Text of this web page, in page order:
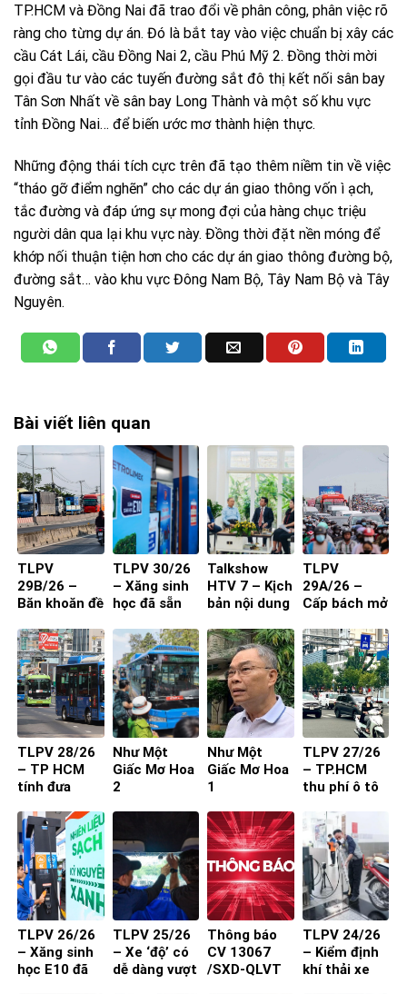
TP.HCM và Đồng Nai đã trao đổi về phân công, phân việc rõ
ràng cho từng dự án. Đó là bắt tay vào việc chuẩn bị xây các
cầu Cát Lái, cầu Đồng Nai 2, cầu Phú Mỹ 2. Đồng thời mời
gọi đầu tư vào các tuyến đường sắt đô thị kết nối sân bay
Tân Sơn Nhất về sân bay Long Thành và một số khu vực
tỉnh Đồng Nai… để biến ước mơ thành hiện thực.
Những động thái tích cực trên đã tạo thêm niềm tin về việc
“tháo gỡ điểm nghẽn” cho các dự án giao thông vốn ì ạch,
tắc đường và đáp ứng sự mong đợi của hàng chục triệu
người dân qua lại khu vực này. Đồng thời đặt nền móng để
khớp nối thuận tiện hơn cho các dự án giao thông đường bộ,
đường sắt… vào khu vực Đông Nam Bộ, Tây Nam Bộ và Tây
Nguyên.
Bài viết liên quan
TLPV
29B/26 –
Băn khoăn đề
29 chỗ vào
nội đô
TP.HCM
TLPV 30/26
– Xăng sinh
học đã sẵn
Talkshow
HTV 7 – Kịch
bản nội dung
người
TLPV
29A/26 –
Cấp bách mở
TLPV 28/26
– TP HCM
tính đưa
vào đường
nhỏ, khu dân
cư
Như Một
Giấc Mơ Hoa
2
Như Một
Giấc Mơ Hoa
1
TLPV 27/26
– TP.HCM
thu phí ô tô
tâm: Làm
sao để người
dân đồng
thuận?
TLPV 26/26
– Xăng sinh
học E10 đã
TLPV 25/26
– Xe ‘độ’ có
dễ dàng vượt
Thông báo
CV 13067
/SXD-QLVT
TLPV 24/26
– Kiểm định
khí thải xe